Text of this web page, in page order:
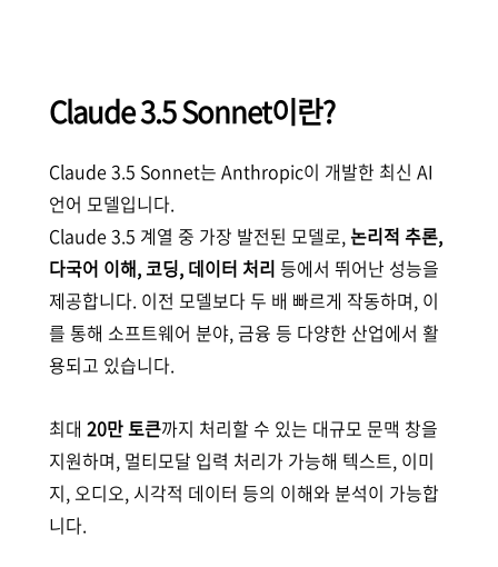
Claude 3.5 Sonnet이란?
Claude 3.5 Sonnet는 Anthropic이 개발한 최신 AI
언어 모델입니다.
Claude 3.5 계열 중 가장 발전된 모델로,논리적 추론,
다국어 이해, 코딩, 데이터 처리 등에서 뛰어난 성능을
제공합니다. 이전 모델보다 두 배 빠르게 작동하며, 이
를 통해 소프트웨어 분야, 금융 등 다양한 산업에서 활
용되고 있습니다.
최대 20만 토큰까지 처리할 수 있는 대규모 문맥 창을
지원하며, 멀티모달 입력 처리가 가능해 텍스트, 이미
지, 오디오, 시각적 데이터 등의 이해와 분석이 가능합
니다.